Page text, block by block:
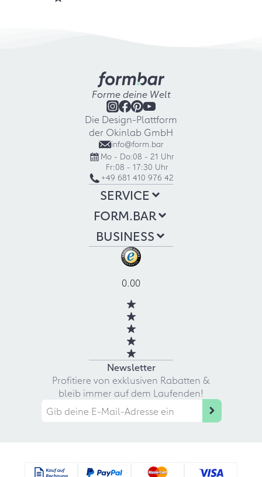
Forme deine Welt
Die Design-Plattform
der Okinlab GmbH
info@form.bar
Mo - Do:08 - 21 Uhr
Fr:08 - 17:30 Uhr
+49 681 410 976 42
SERVICE
FORM.BAR
BUSINESS
0.00
Newsletter
Profitiere von exklusiven Rabatten &
bleib immer auf dem Laufenden!